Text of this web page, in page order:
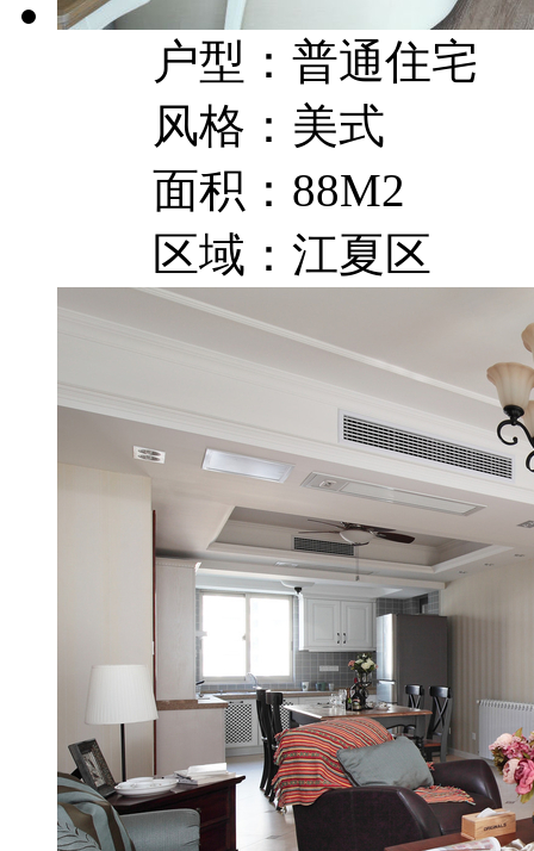
户型：普通住宅
风格：美式
面积：88M2
区域：江夏区